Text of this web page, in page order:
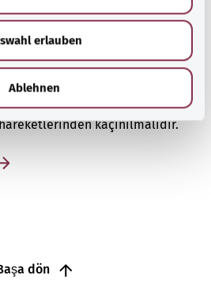
erlauben
Ablehnen
eklem şikayetlerinden biridir,
her zaman kolay değildir. Bu
kaçınılmalıdır.
dön